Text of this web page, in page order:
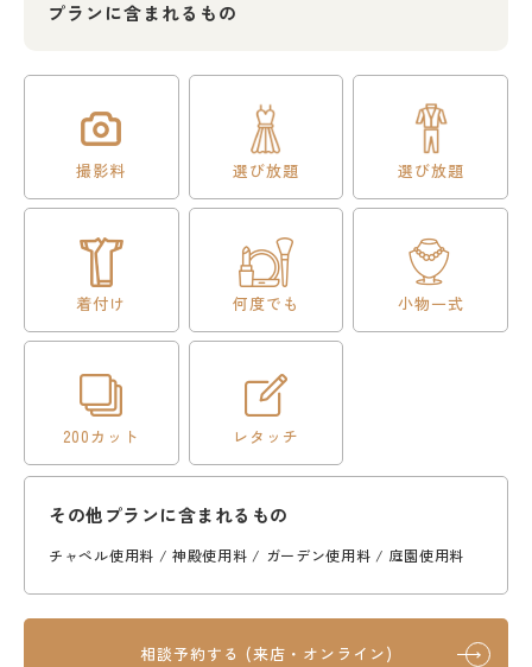
プランに含まれるもの
撮影料 選び放題 選び放題
着付け 何度でも 小物一式
200カット レタッチ
その他プランに含まれるもの
チャペル使用料 / 神殿使用料 / ガーデン使用料 / 庭園使用料
相談予約する (来店・オンライン)